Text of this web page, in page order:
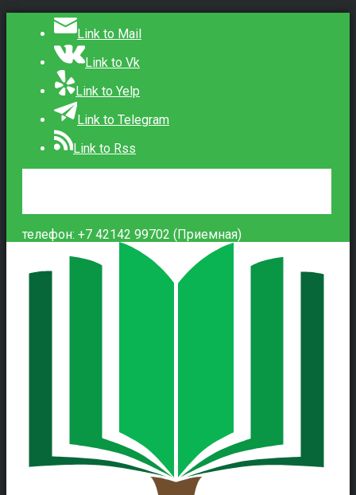
Link to Mail
Link to Vk
Link to Yelp
Link to Telegram
Link to Rss
телефон: +7 42142 99702 (Приемная)